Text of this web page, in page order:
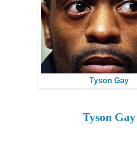
Tyson Gay
Tyson Gay